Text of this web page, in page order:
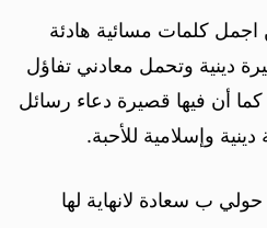
كلمات مسائية هادئة
دينية وتحمل معادني تفاؤل
أن فيها قصيرة دعاء رسائل
وإسلامية للأحبة.
ب سعادة لانهاية لها​